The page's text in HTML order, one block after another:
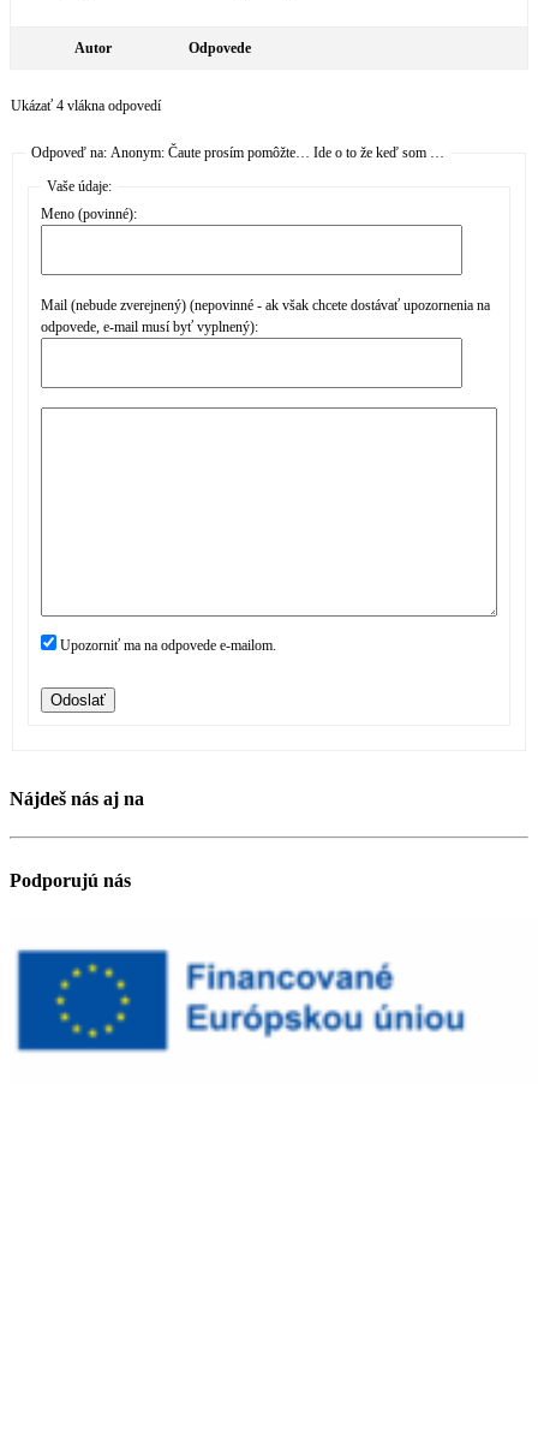
Autor Odpovede
Ukázať 4 vlákna odpovedí
Odpoveď na: Anonym: Čaute prosím pomôžte… Ide o to že keď som …
Vaše údaje:
Meno (povinné):
Mail (nebude zverejnený) (nepovinné - ak však chcete dostávať upozornenia na
odpovede, e-mail musí byť vyplnený):
Upozorniť ma na odpovede e-mailom.
Odoslať
Nájdeš nás aj na
Podporujú nás